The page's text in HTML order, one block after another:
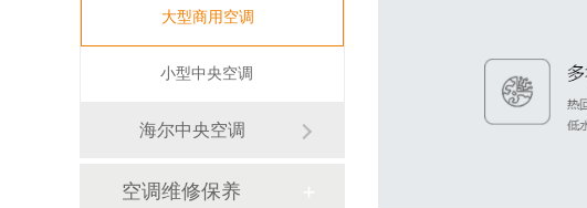
大型商用空调
小型中央空调
海尔中央空调
空调维修保养